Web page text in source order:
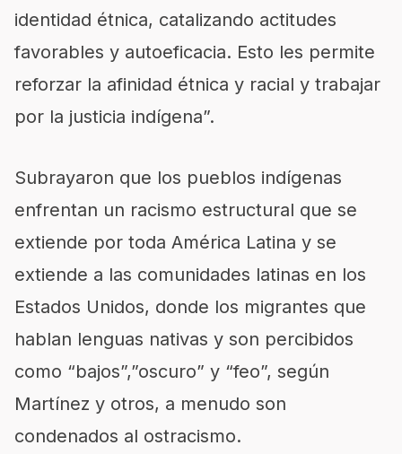
identidad étnica, catalizando actitudes
favorables y autoeficacia. Esto les permite
reforzar la afinidad étnica y racial y trabajar
por la justicia indígena”.
Subrayaron que los pueblos indígenas
enfrentan un racismo estructural que se
extiende por toda América Latina y se
extiende a las comunidades latinas en los
Estados Unidos, donde los migrantes que
hablan lenguas nativas y son percibidos
como “bajos”,”oscuro” y “feo”, según
Martínez y otros, a menudo son
condenados al ostracismo.